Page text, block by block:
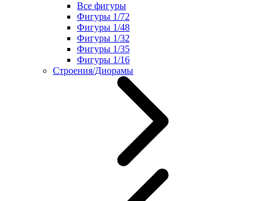
Все фигуры
Фигуры 1/72
Фигуры 1/48
Фигуры 1/32
Фигуры 1/35
Фигуры 1/16
Строения/Диорамы